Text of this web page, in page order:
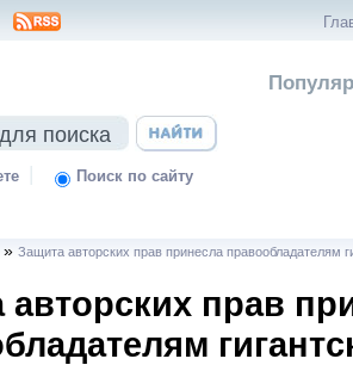
| Поиск по сайту
»Защита авторских прав принесла правообладателям
авторских прав